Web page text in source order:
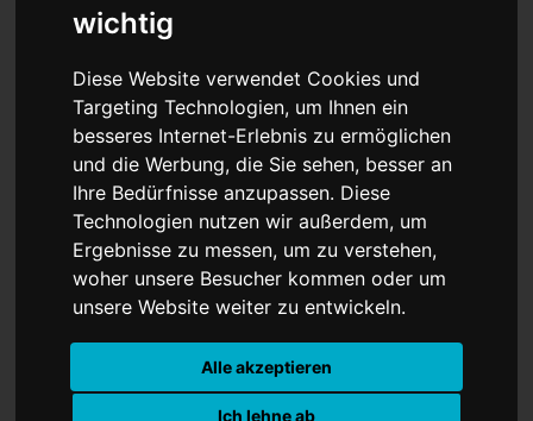
wichtig
Diese Website verwendet Cookies und
Targeting Technologien, um Ihnen ein
besseres Internet-Erlebnis zu ermöglichen
und die Werbung, die Sie sehen, besser an
Ihre Bedürfnisse anzupassen. Diese
Technologien nutzen wir außerdem, um
Ergebnisse zu messen, um zu verstehen,
woher unsere Besucher kommen oder um
unsere Website weiter zu entwickeln.
Alle akzeptieren
Ich lehne ab
Der Ätna ist
ausgebrochen:
Flugbetrieb
eingeschränkt